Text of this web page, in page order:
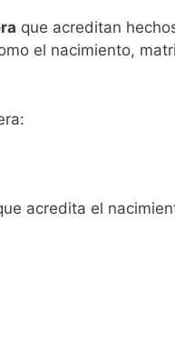
que acreditan
el nacimiento,
acredita el